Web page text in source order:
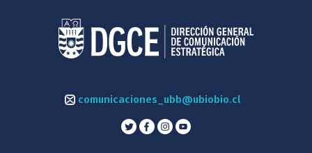
comunicaciones_ubb@ubiobio.cl